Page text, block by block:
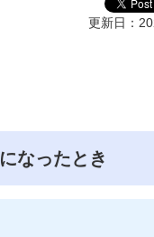
更新日：
なったとき